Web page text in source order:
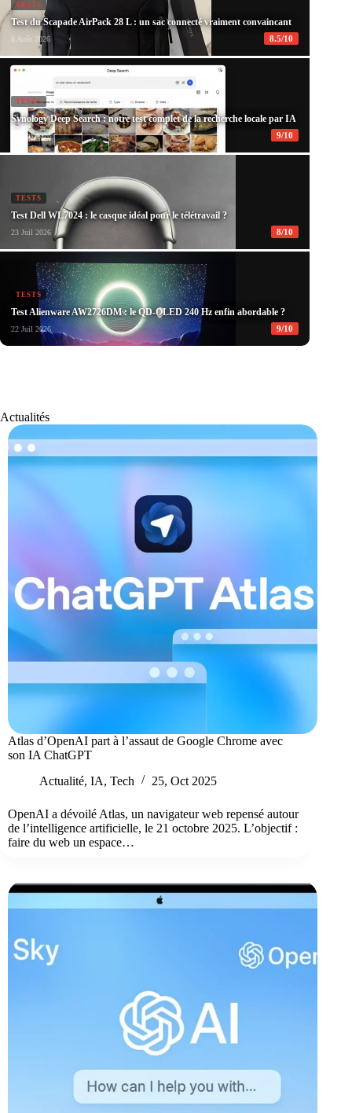
TESTS
Test du Scapade AirPack 28 L : un sac connecté vraiment convaincant
6 Août 2026 8.5/10
TESTS
Synology Deep Search : notre test complet de la recherche locale par IA
28 Juil 2026 9/10
TESTS
Test Dell WL7024 : le casque idéal pour le télétravail ?
23 Juil 2026 8/10
TESTS
Test Alienware AW2726DM : le QD-OLED 240 Hz enfin abordable ?
22 Juil 2026 9/10
Actualités
Atlas d’OpenAI part à l’assaut de Google Chrome avec
son IA ChatGPT
Actualité, IA, Tech 25, Oct 2025
OpenAI a dévoilé Atlas, un navigateur web repensé autour
de l’intelligence artificielle, le 21 octobre 2025. L’objectif :
faire du web un espace…